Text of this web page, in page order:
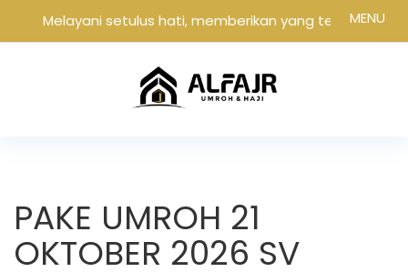
Melayani setulus hati, memberikan yang terbaik
PAKE UMROH 21
OKTOBER 2026 SV
MENU